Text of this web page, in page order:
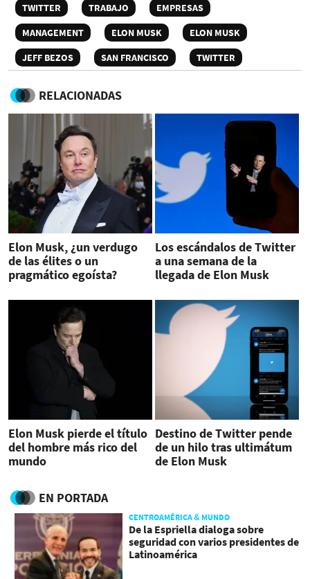
TWITTER TRABAJO
EMPRESAS
MANAGEMENT
ELON MUSK
ELON MUSK
JEFF BEZOS
SAN FRANCISCO TWITTER
RELACIONADAS
Elon Musk, ¿un verdugo
de las élites o un
pragmático egoísta?
Los escándalos de Twitter
a una semana de la
llegada de Elon Musk
Elon Musk pierde el título
del hombre más rico del
mundo
Destino de Twitter pende
de un hilo tras ultimátum
de Elon Musk
EN PORTADA
CENTROAMÉRICA & MUNDO
De la Espriella dialoga sobre
seguridad con varios presidentes de
Latinoamérica